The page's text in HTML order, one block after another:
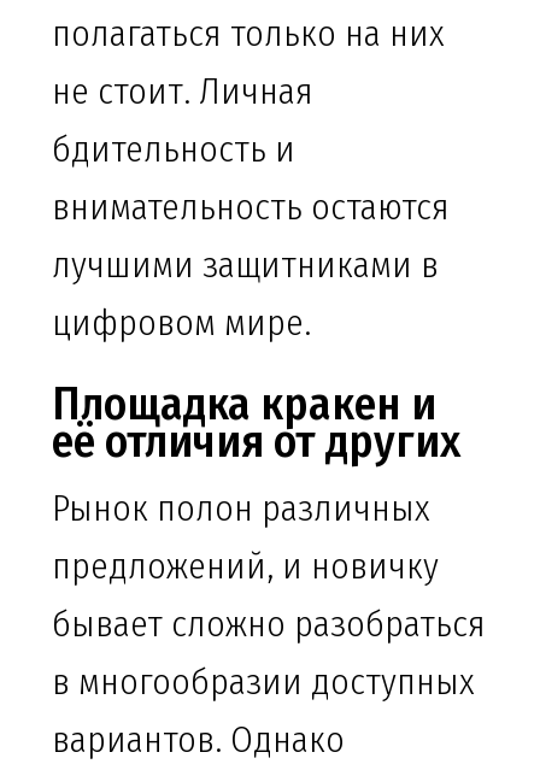
полагаться только на них
не стоит. Личная
бдительность и
внимательность остаются
лучшими защитниками в
цифровом мире.
Площадка кракен и
её отличия от других
Рынок полон различных
предложений, и новичку
бывает сложно разобраться
в многообразии доступных
вариантов. Однако